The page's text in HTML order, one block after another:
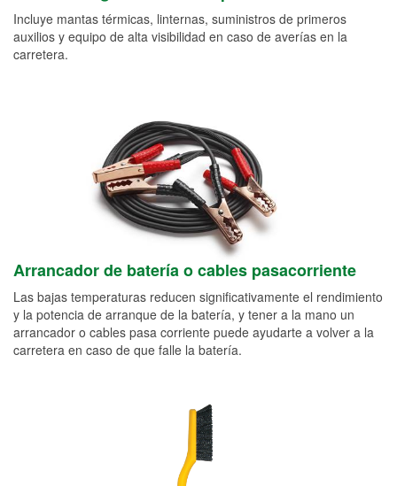
Incluye mantas térmicas, linternas, suministros de primeros
auxilios y equipo de alta visibilidad en caso de averías en la
carretera.
Arrancador de batería o cables pasacorriente
Las bajas temperaturas reducen significativamente el rendimiento
y la potencia de arranque de la batería, y tener a la mano un
arrancador o cables pasa corriente puede ayudarte a volver a la
carretera en caso de que falle la batería.